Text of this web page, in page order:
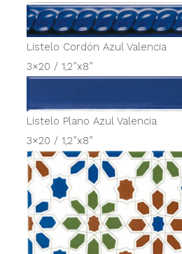
Listelo Cordón Azul Valencia
3×20 / 1,2”x8”
Listelo Plano Azul Valencia
3×20 / 1,2”x8”